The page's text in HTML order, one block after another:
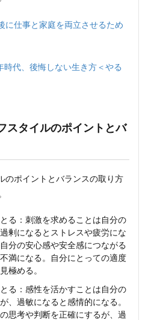
に仕事と家庭を両立させるため
時代、後悔しない生き方＜やる
スタイルのポイントとバ
のポイントとバランスの取り方
る：刺激を求めることは自分の
剰になるとストレスや疲労にな
分の安心感や安全感につながる
満になる。自分にとっての適度
極める。
る：感性を活かすことは自分の
、過敏になると感情的になる。
思考や判断を正確にするが、過